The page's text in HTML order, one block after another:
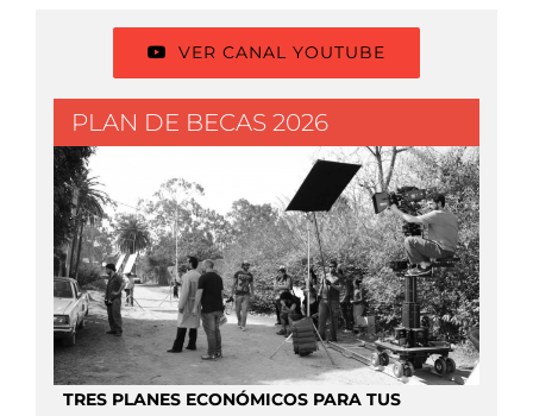
VER CANAL YOUTUBE
PLAN DE BECAS 2026
TRES PLANES ECONÓMICOS PARA TUS